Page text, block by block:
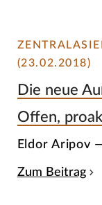
(23.02.2018)
Die neue
Offen,
Eldor Aripov
Zum Beitrag